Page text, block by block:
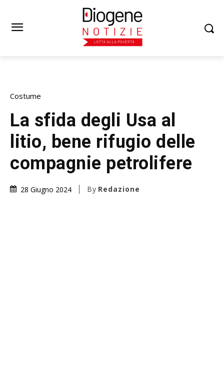
Costume
La sfida degli Usa al
litio, bene rifugio delle
compagnie petrolifere
28 Giugno 2024 By Redazione